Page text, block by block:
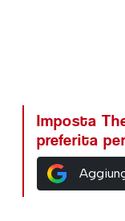
Imposta
preferita